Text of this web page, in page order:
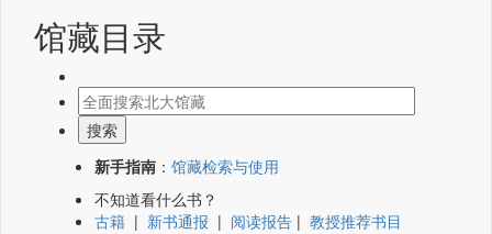
馆藏目录
新手指南 ： 馆藏检索与使用
不知道看什么书？
古籍 | 新书通报 | 阅读报告 | 教授推荐书目